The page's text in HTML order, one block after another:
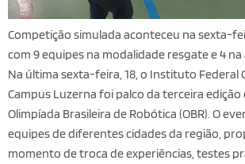
Competição simulada aconteceu na sexta-
com 9 equipes na modalidade resgate e 4
Na última sexta-feira, 18, o Instituto Federal
Campus Luzerna foi palco da terceira edição
Olimpíada Brasileira de Robótica (OBR). O
equipes de diferentes cidades da região,
momento de troca de experiências, testes